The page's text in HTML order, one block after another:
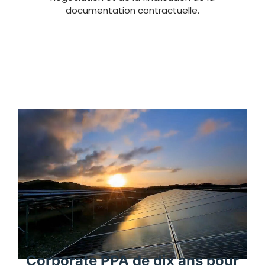
documentation contractuelle.
Corporate PPA de dix ans pour